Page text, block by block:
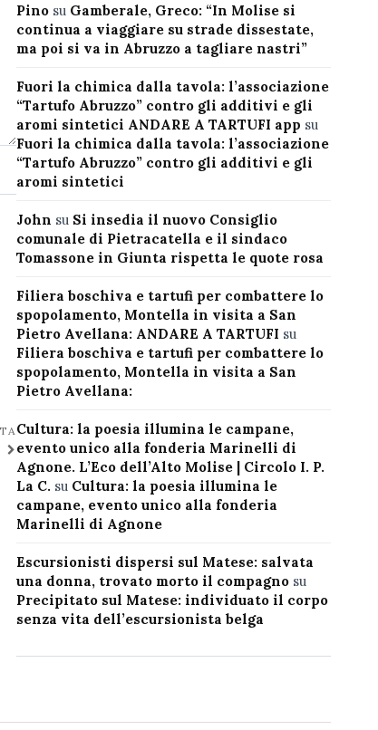
Pinosu Gamberale, Greco: “In Molise si
continua a viaggiare su strade dissestate,
ma poi si va in Abruzzo a tagliare nastri”
Fuori la chimica dalla tavola: l’associazione
“Tartufo Abruzzo” contro gli additivi e gli
aromi sintetici ANDARE A TARTUFI app su
Fuori la chimica dalla tavola: l’associazione
“Tartufo Abruzzo” contro gli additivi e gli
aromi sintetici
John su Si insedia il nuovo Consiglio
comunale di Pietracatella e il sindaco
Tomassone in Giunta rispetta le quote rosa
Filiera boschiva e tartufi per combattere lo
spopolamento, Montella in visita a San
Pietro Avellana: ANDARE A TARTUFI su
Filiera boschiva e tartufi per combattere lo
spopolamento, Montella in visita a San
Pietro Avellana:
Cultura: la poesia illumina le campane,
evento unico alla fonderia Marinelli di
Agnone. L’Eco dell’Alto Molise | Circolo I. P.
La C. su Cultura: la poesia illumina le
campane, evento unico alla fonderia
Marinelli di Agnone
Escursionisti dispersi sul Matese: salvata
una donna, trovato morto il compagnosu
Precipitato sul Matese: individuato il corpo
senza vita dell’escursionista belga